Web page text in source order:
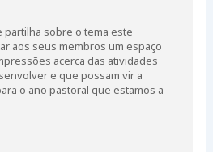
partilha sobre o tema este
aos seus membros um espaço
acerca das atividades
e que possam vir a
o ano pastoral que estamos a